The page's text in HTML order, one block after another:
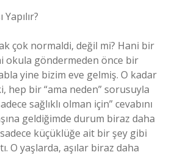
çok normaldi, değil mi? Hani bir
okula göndermeden önce bir
yine bizim eve gelmiş. O kadar
hep bir “ama neden” sorusuyla
sağlıklı olman için” cevabını
geldiğimde durum biraz daha
sadece küçüklüğe ait bir şey gibi
O yaşlarda, aşılar biraz daha